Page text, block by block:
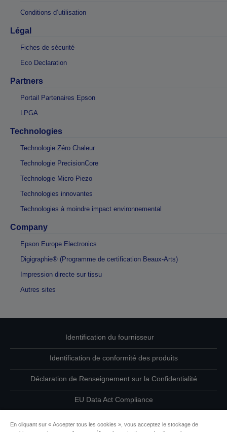
Conditions d’utilisation
Légal
Fiches de sécurité
Eco Declaration
Partners
Portail Partenaires Epson
LPGA
Technologies
Technologie Zéro Chaleur
Technologie PrecisionCore
Technologie Micro Piezo
Technologies innovantes
Technologies à moindre impact environnemental
Company
Epson Europe Electronics
Digigraphie® (Programme de certification Beaux-Arts)
Impression directe sur tissu
Autres sites
Identification du fournisseur
Identification de conformité des produits
Déclaration de Renseignement sur la Confidentialité
EU Data Act Compliance
En cliquant sur « Accepter tous les cookies », vous acceptez le stockage de